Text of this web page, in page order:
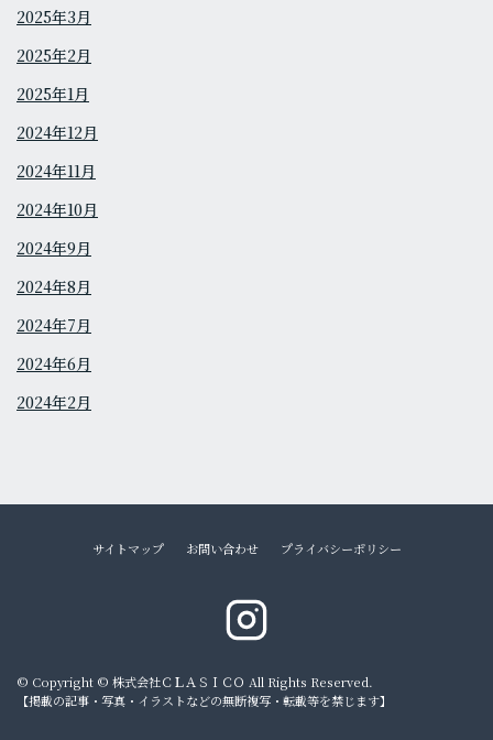
2025年3月
2025年2月
2025年1月
2024年12月
2024年11月
2024年10月
2024年9月
2024年8月
2024年7月
2024年6月
2024年2月
サイトマップ お問い合わせ プライバシーポリシー
© Copyright © 株式会社ＣＬＡＳＩＣＯ All Rights Reserved.
【掲載の記事・写真・イラストなどの無断複写・転載等を禁じます】